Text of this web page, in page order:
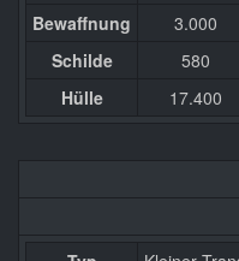
Bewaffnung
3.000
Schilde
580
Hülle
17.400